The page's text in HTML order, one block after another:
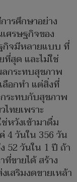
ารศึกษาอย่าง
ศรษฐกิจของ
ฐกิจมีหลายแบบ ที่
สุด และไม่ใช่
ลกระทบสุขภาพ
ลือกทำ แต่สิ่งที่
ระทบกับสุขภาพ
ทยเพราะ
หวังเข้ามาดื่ม
4 วันใน 356 วัน
52 วันใน 1 ปี ถ้า
ที่ขายได้ สร้าง
เสริมงดขายเหล้า